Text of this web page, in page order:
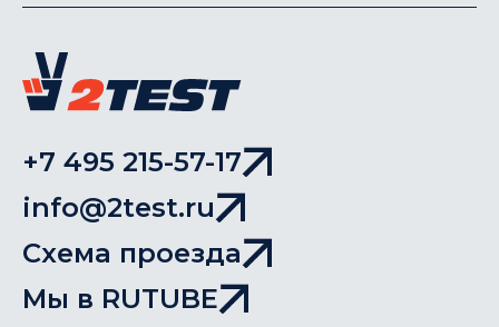
+7 495 215-57-17
info@2test.ru
Схема проезда
Мы в RUTUBE